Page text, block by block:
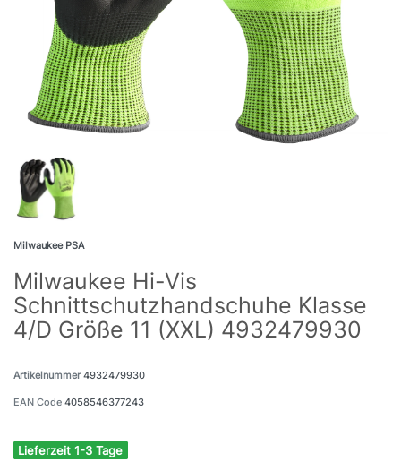
Milwaukee PSA
Milwaukee Hi-Vis
Schnittschutzhandschuhe Klasse
4/D Größe 11 (XXL) 4932479930
Artikelnummer4932479930
EAN Code 4058546377243
Lieferzeit 1-3 Tage